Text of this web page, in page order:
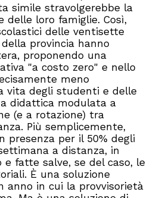
simile stravolgerebbe la
delle loro famiglie. Così,
delle ventisette
provincia hanno
proponendo una
"a costo zero" e nello
meno
vita degli studenti e delle
didattica modulata a
(e a rotazione) tra
Più semplicemente,
presenza per il 50% degli
a distanza, in
e fatte salve, se del caso, le
È una soluzione
anno in cui la provvisorietà